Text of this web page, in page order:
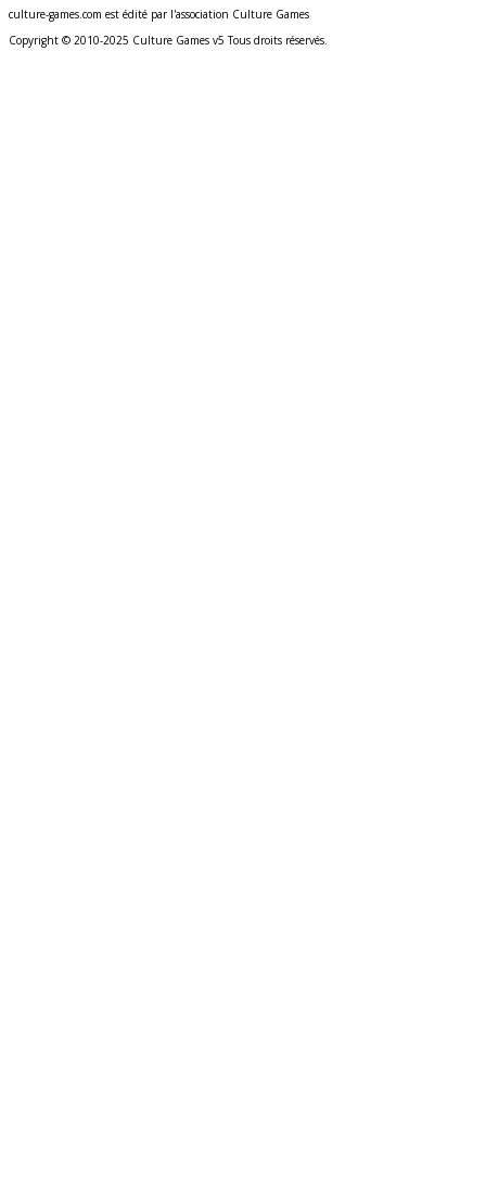
culture-games.com est édité par l'association Culture Games
Copyright © 2010-2025 Culture Games v5 Tous droits réservés.